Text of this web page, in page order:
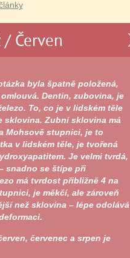
/ Červen
byla špatně položená,
Dentin, zubovina, je
To, co je v lidském těle
sklovina. Zubní sklovina má
Mohsově stupnici, je to
v lidském těle, je tvořená
Je velmi tvrdá,
snadno se štípe při
má tvrdost přibližně 4 na
je měkčí, ale zároveň
než sklovina – lépe odolává
červenec a srpen je